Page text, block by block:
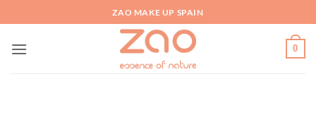
al
contenido
ZAO MAKE UP SPAIN
0